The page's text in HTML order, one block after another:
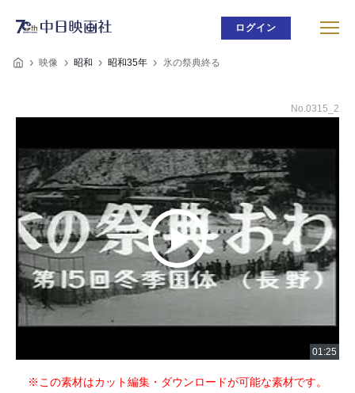
ログイン
映像 昭和 昭和35年 氷の祭典終る
No.0315_2
※この素材はカット編集・ダウンロードが可能な素材です。